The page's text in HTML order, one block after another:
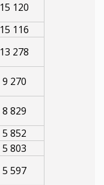
15 120
15 116
13 278
9 270
8 829
5 852
5 803
5 597